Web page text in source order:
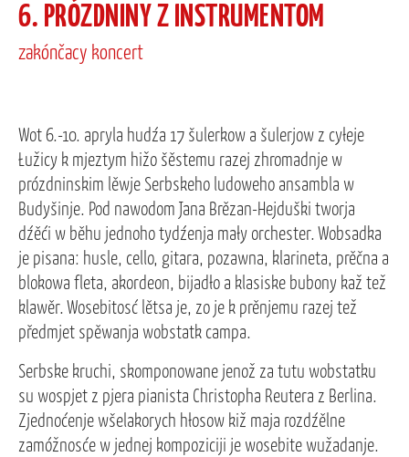
6. PRÓZDNINY Z INSTRUMENTOM
zakónčacy koncert
Wot 6.-10. apryla hudźa 17 šulerkow a šulerjow z cyłeje
Łužicy k mjeztym hižo šěstemu razej zhromadnje w
prózdninskim lěwje Serbskeho ludoweho ansambla w
Budyšinje. Pod nawodom Jana Brězan-Hejduški tworja
dźěći w běhu jednoho tydźenja mały orchester. Wobsadka
je pisana: husle, cello, gitara, pozawna, klarineta, prěčna a
blokowa fleta, akordeon, bijadło a klasiske bubony kaž tež
klawěr. Wosebitosć lětsa je, zo je k prěnjemu razej tež
předmjet spěwanja wobstatk campa.
Serbske kruchi, skomponowane jenož za tutu wobstatku
su wospjet z pjera pianista Christopha Reutera z Berlina.
Zjednoćenje wšelakorych hłosow kiž maja rozdźělne
zamóžnosće w jednej kompoziciji je wosebite wužadanje.